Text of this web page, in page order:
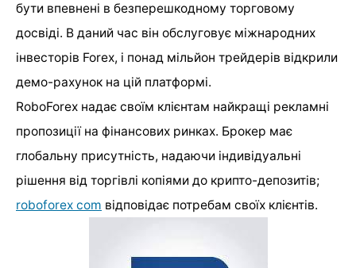
бути впевнені в безперешкодному торговому
досвіді. В даний час він обслуговує міжнародних
інвесторів Forex, і понад мільйон трейдерів відкрили
демо-рахунок на цій платформі.
RoboForex надає своїм клієнтам найкращі рекламні
пропозиції на фінансових ринках. Брокер має
глобальну присутність, надаючи індивідуальні
рішення від торгівлі копіями до крипто-депозитів;
roboforex com відповідає потребам своїх клієнтів.